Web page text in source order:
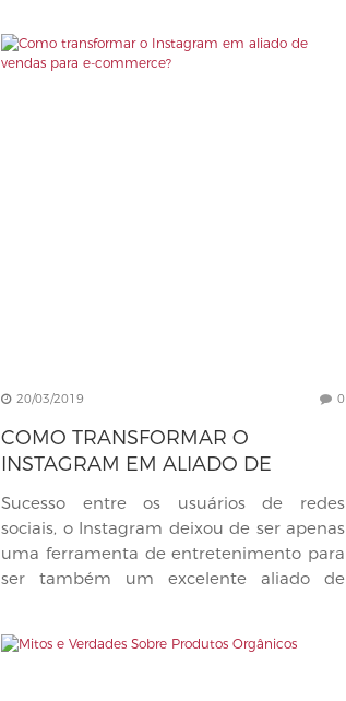
20/03/2019 0
COMO TRANSFORMAR O
INSTAGRAM EM ALIADO DE
Sucesso entre os usuários de redes
sociais, o Instagram deixou de ser apenas
uma ferramenta de entretenimento para
ser também um excelente aliado de